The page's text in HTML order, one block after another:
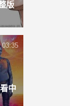
版
中
03:35